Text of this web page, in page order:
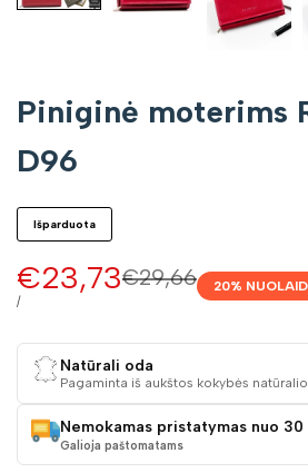
Piniginė moterims
D96
Išparduota
Įprasta
€29,66
Pardavimo
kaina
€23,73
VIENETO
/
20%
Natūrali oda
Pagaminta iš aukštos kokybės
Nemokamas pristatymas nuo
Galioja paštomatams